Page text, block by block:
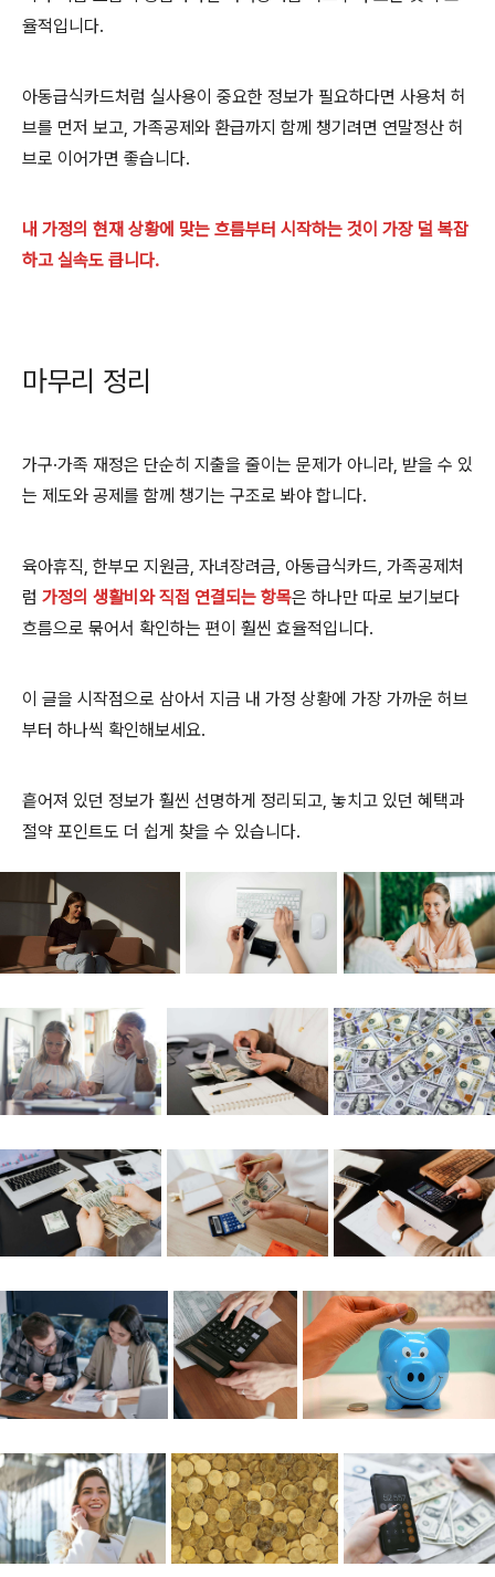
율적입니다.
아동급식카드처럼 실사용이 중요한 정보가 필요하다면 사용처 허
브를 먼저 보고, 가족공제와 환급까지 함께 챙기려면 연말정산 허
브로 이어가면 좋습니다.
내 가정의 현재 상황에 맞는 흐름부터 시작하는 것이 가장 덜 복잡
하고 실속도 큽니다.
마무리 정리
가구·가족 재정은 단순히 지출을 줄이는 문제가 아니라, 받을 수 있
는 제도와 공제를 함께 챙기는 구조로 봐야 합니다.
육아휴직, 한부모 지원금, 자녀장려금, 아동급식카드, 가족공제처
럼 가정의 생활비와 직접 연결되는 항목은 하나만 따로 보기보다
흐름으로 묶어서 확인하는 편이 훨씬 효율적입니다.
이 글을 시작점으로 삼아서 지금 내 가정 상황에 가장 가까운 허브
부터 하나씩 확인해보세요.
흩어져 있던 정보가 훨씬 선명하게 정리되고, 놓치고 있던 혜택과
절약 포인트도 더 쉽게 찾을 수 있습니다.